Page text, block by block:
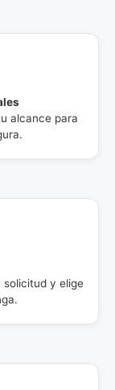
alcance para
solicitud y elige